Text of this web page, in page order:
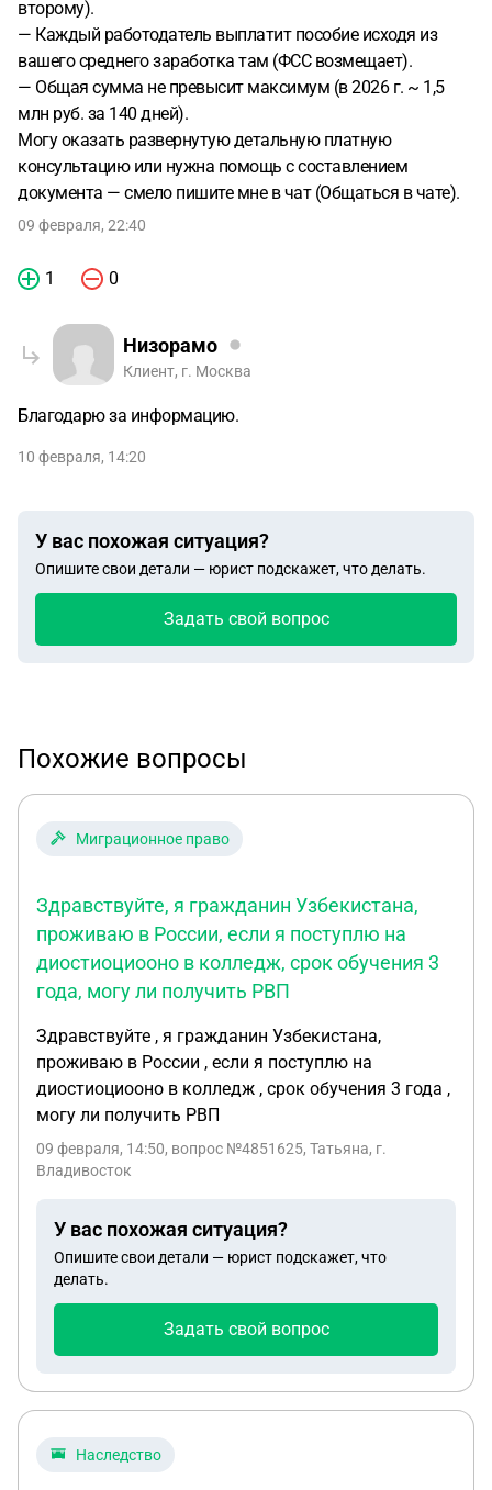
второму).
— Каждый работодатель выплатит пособие исходя из
вашего среднего заработка там (ФСС возмещает).
— Общая сумма не превысит максимум (в 2026 г. ~ 1,5
млн руб. за 140 дней).
Могу оказать развернутую детальную платную
консультацию или нужна помощь с составлением
документа — смело пишите мне в чат (Общаться в чате).
09 февраля, 22:40
1 0
Низорамо
Клиент, г. Москва
Благодарю за информацию.
10 февраля, 14:20
У вас похожая ситуация?
Опишите свои детали — юрист подскажет, что делать.
Задать свой вопрос
Похожие вопросы
Миграционное право
Здравствуйте, я гражданин Узбекистана,
проживаю в России, если я поступлю на
диостиоциооно в колледж, срок обучения 3
года, могу ли получить РВП
Здравствуйте , я гражданин Узбекистана,
проживаю в России , если я поступлю на
диостиоциооно в колледж , срок обучения 3 года ,
могу ли получить РВП
09 февраля, 14:50, вопрос №4851625, Татьяна, г.
Владивосток
У вас похожая ситуация?
Опишите свои детали — юрист подскажет, что
делать.
Задать свой вопрос
Наследство